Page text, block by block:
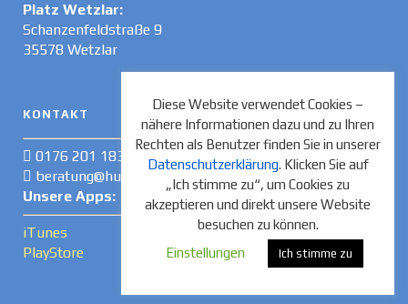
Platz Wetzlar:
Schanzenfeldstraße 9
35578 Wetzlar
KONTAKT
0176 201 183 35
beratung@hundeschule-wetzlar.de
Unsere Apps:
iTunes
PlayStore
Diese Website verwendet Cookies –
nähere Informationen dazu und zu Ihren
Rechten als Benutzer finden Sie in unserer
Datenschutzerklärung. Klicken Sie auf
„Ich stimme zu“, um Cookies zu
akzeptieren und direkt unsere Website
besuchen zu können.
Einstellungen
Ich stimme zu